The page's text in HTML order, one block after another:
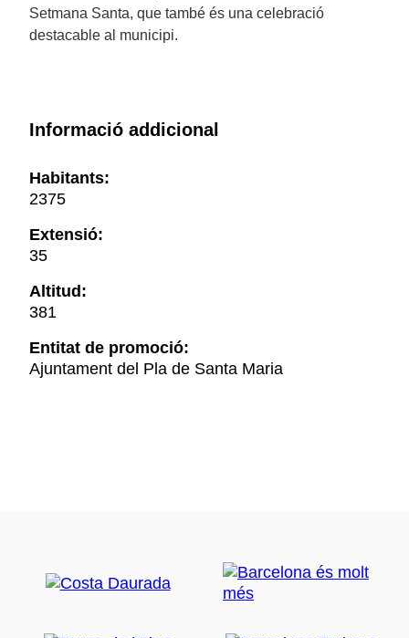
Setmana Santa, que també és una celebració
destacable al municipi.
Informació addicional
Habitants:
2375
Extensió:
35
Altitud:
381
Entitat de promoció:
Ajuntament del Pla de Santa Maria